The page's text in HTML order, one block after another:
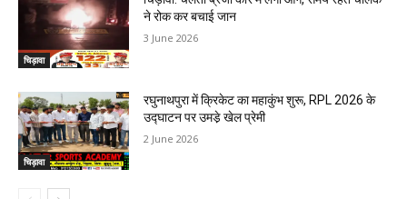
चिड़ावा
ने रोक कर बचाई जान
3 June 2026
चिड़ावा
रघुनाथपुरा में क्रिकेट का महाकुंभ शुरू, RPL 2026 के
उद्घाटन पर उमडे़ खेल प्रेमी
2 June 2026